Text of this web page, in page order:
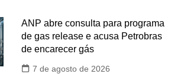
ANP abre consulta para programa
de gas release e acusa Petrobras
de encarecer gás
7 de agosto de 2026